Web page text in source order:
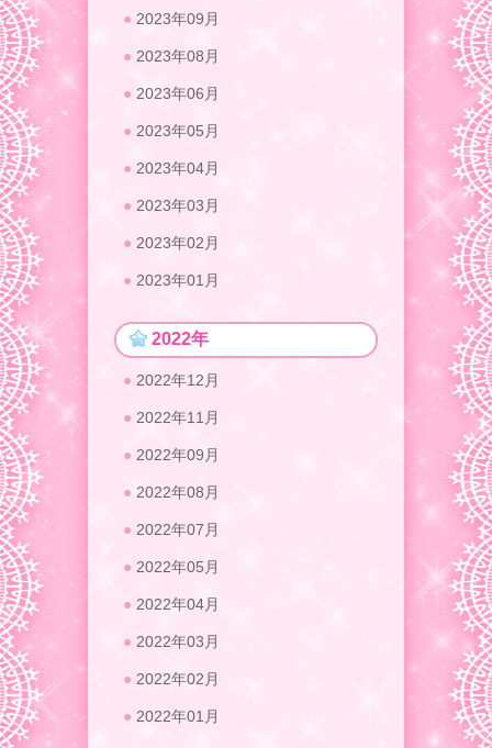
2023年09月
2023年08月
2023年06月
2023年05月
2023年04月
2023年03月
2023年02月
2023年01月
2022年
2022年12月
2022年11月
2022年09月
2022年08月
2022年07月
2022年05月
2022年04月
2022年03月
2022年02月
2022年01月